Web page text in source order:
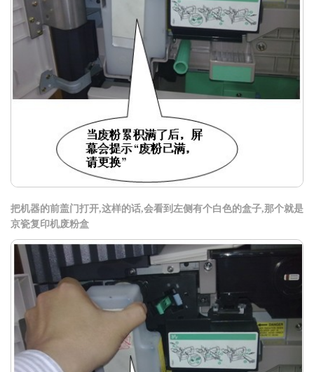
把机器的前盖门打开,这样的话,会看到左侧有个白色的盒子,那个就是
京瓷复印机废粉盒